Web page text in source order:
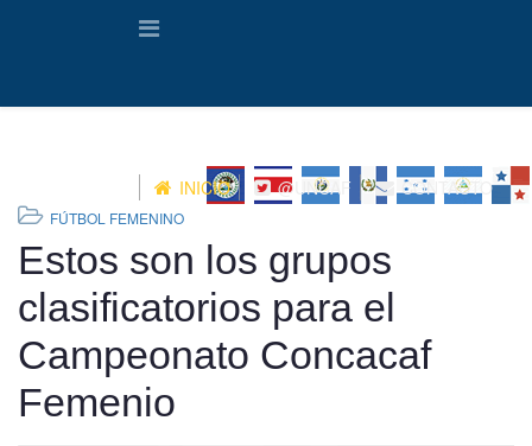
INICIO @UNCAF CONTACTO
FÚTBOL FEMENINO
Estos son los grupos
clasificatorios para el
Campeonato Concacaf
Femenio